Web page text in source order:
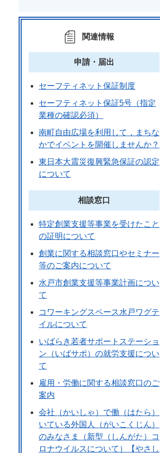
関連情報
申請・届出
セーフティネット保証制度
セーフティネット保証5号（指定
業種の確認必須）
南町自由広場を利用して，まちな
かでイベントを開催しませんか？
東日本大震災復興緊急保証の認定
について
相談窓口
特定創業支援等事業を受けたこと
の証明について
創業に関する相談窓口やセミナー
等のご案内について
水戸市創業支援等事業計画につい
て
コワーキングスペース水戸ワグテ
イルについて
いばらき若者サポートステーショ
ン（いばサポ）の就労支援につい
て
雇用・労働に関する相談窓口のご
案内
会社（かいしゃ）で働（はたら）
いている外国人（がいこくじん）
のみなさま（新型（しんがた）コ
ロナウイルスについて）【やさし